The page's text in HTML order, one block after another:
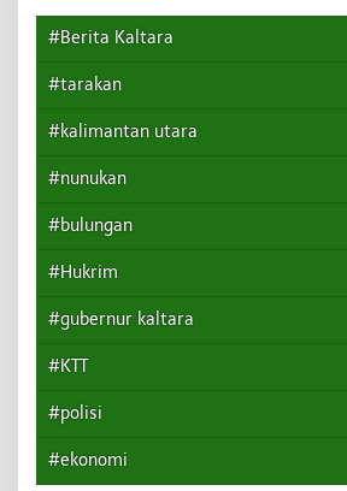
#Berita Kaltara
#tarakan
#kalimantan utara
#nunukan
#bulungan
#Hukrim
#gubernur kaltara
#KTT
#polisi
#ekonomi